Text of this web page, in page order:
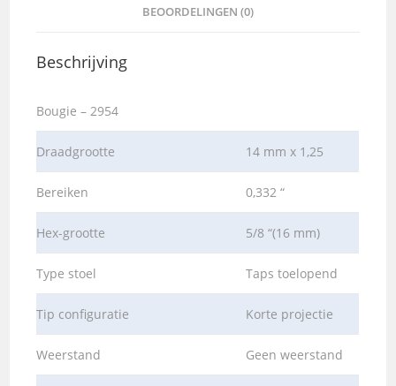
BEOORDELINGEN (0)
Beschrijving
Bougie – 2954
Draadgrootte 14 mm x 1,25
Bereiken 0,332 “
Hex-grootte 5/8 “(16 mm)
Type stoel Taps toelopend
Tip configuratie Korte projectie
Weerstand Geen weerstand